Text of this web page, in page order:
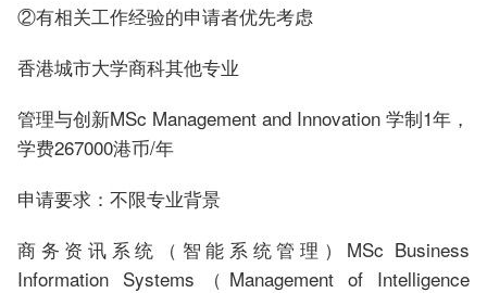
②有相关工作经验的申请者优先考虑
香港城市大学商科其他专业
管理与创新MSc Management and Innovation 学制1年，
学费267000港币/年
申请要求：不限专业背景
商务资讯系统（智能系统管理）MSc Business
Information Systems（Management of Intelligence